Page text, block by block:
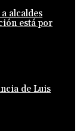
alcaldes
está por
de Luis